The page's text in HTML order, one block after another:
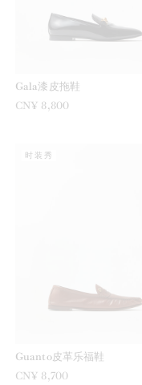
Gala漆皮拖鞋
CN¥ 8,800
Guanto皮革乐福鞋
CN¥ 8,700
时装秀